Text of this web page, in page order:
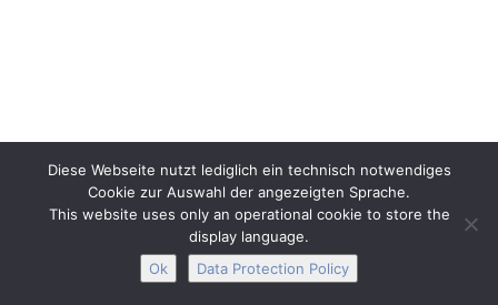
Diese Webseite nutzt lediglich ein technisch notwendiges
Cookie zur Auswahl der angezeigten Sprache.
This website uses only an operational cookie to store the
display language.
Ok
Data Protection Policy